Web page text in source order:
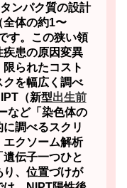
ンパク質の設計
全体の約1〜
す。 この狭い領
患の原因変異
られたコスト
クを幅広く調べ
（新型出生前
など「染色体の
調べるスクリ
クソーム解析
伝子一つひと
、位置づけが